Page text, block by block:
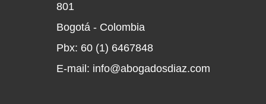
801
Bogotá - Colombia
Pbx: 60 (1) 6467848
E-mail: info@abogadosdiaz.com